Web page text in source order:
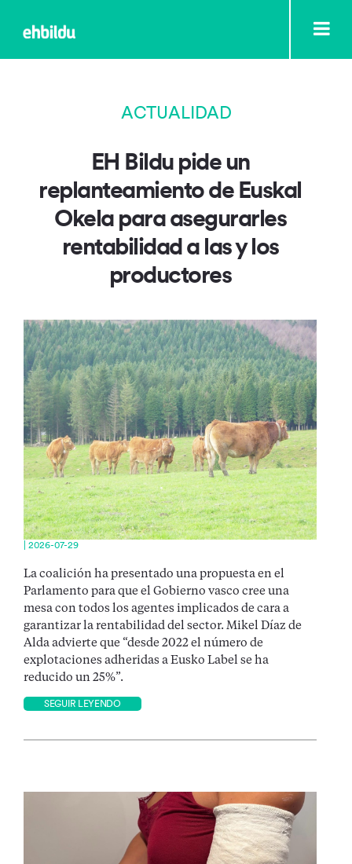
ACTUALIDAD
EH Bildu pide un
replanteamiento de Euskal
Okela para asegurarles
rentabilidad a las y los
productores
| 2026-07-29
La coalición ha presentado una propuesta en el
Parlamento para que el Gobierno vasco cree una
mesa con todos los agentes implicados de cara a
garantizar la rentabilidad del sector. Mikel Díaz de
Alda advierte que “desde 2022 el número de
explotaciones adheridas a Eusko Label se ha
reducido un 25%”.
SEGUIR LEYENDO